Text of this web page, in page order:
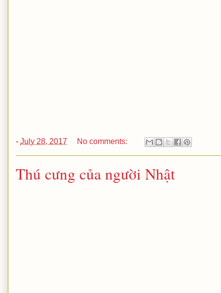
- July 28, 2017 No comments:
Thú cưng của người Nhật